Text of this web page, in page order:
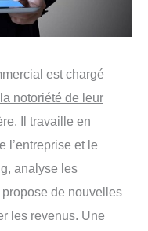
est chargé
notoriété de leur
. Il travaille en
l’entreprise et le
analyse les
de nouvelles
les revenus. Une